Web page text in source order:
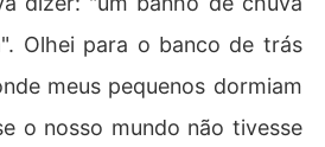
não esperava: divertida, ousada,
mas olhos que mostram o qua
quer colocá-la de joelhos. Ela qu
Olhei para o banco de trás
meus pequenos dormiam
o nosso mundo não tivesse